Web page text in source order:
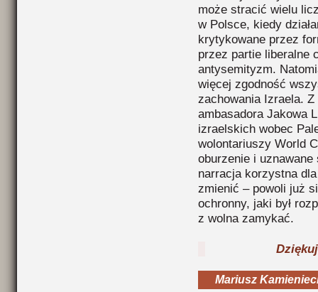
może stracić wielu
w Polsce, kiedy
krytykowane przez
przez partie liberalne
antysemityzm.
więcej zgodność
zachowania Izraela.
ambasadora Jakowa
izraelskich wobec
wolontariuszy World
oburzenie i
narracja korzystna
zmienić – powoli już
ochronny, jaki był
z wolna zamykać.
Dziękuję
Mariusz